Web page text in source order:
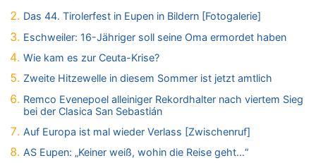
07.08.2026 - 13:01 von Experten? zu
Tempolimit in 30er-Zonen – Untersuchung von Vias
07.08.2026 - 12:43 von JoKrings zu
Zweite Hitzewelle in diesem Sommer ist jetzt amtlich
07.08.2026 - 12:31 von Fassungslos zu
In Belgien missachten zwei von drei Autofahrern das
07.08.2026 - 11:31 von Zuhörer zu
In Belgien missachten zwei von drei Autofahrern das
Das 44. Tirolerfest in Eupen in Bildern [Fotogalerie]
Eschweiler: 16-Jähriger soll seine Oma ermordet haben
Wie kam es zur Ceuta-Krise?
Zweite Hitzewelle in diesem Sommer ist jetzt amtlich
Remco Evenepoel alleiniger Rekordhalter nach viertem Sieg
bei der Clasica San Sebastián
Auf Europa ist mal wieder Verlass [Zwischenruf]
AS Eupen: „Keiner weiß, wohin die Reise geht…“